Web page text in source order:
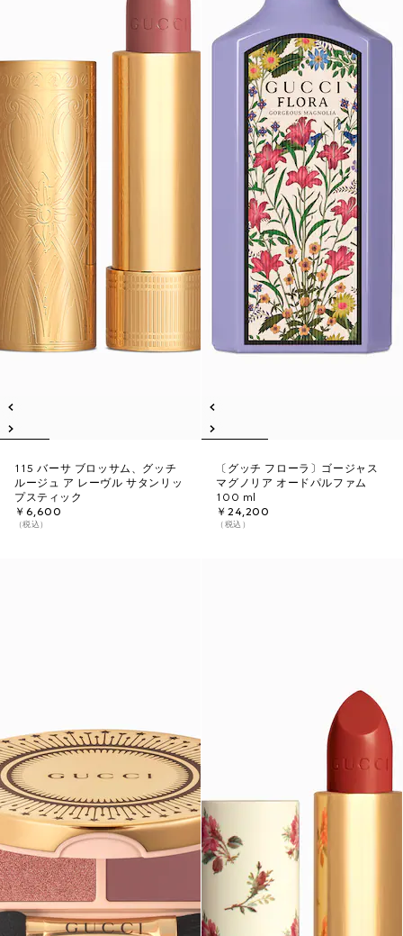
115 バーサ ブロッサム、グッチ
ルージュ ア レーヴル サタンリッ
プスティック
￥6,600
（税込）
〔グッチ フローラ〕ゴージャス
マグノリア オードパルファム
100 ml
￥24,200
（税込）